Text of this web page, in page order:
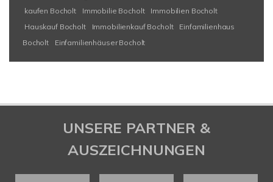
kaufen Bocholt
Immobilie Bocholt
Immobilien Bocholt
Hauskauf Bocholt
Immobilienkauf Bocholt
Einfamilienhaus
Bocholt
Einfamilienhäuser Bocholt
UNSERE PARTNER &
AUSZEICHNUNGEN